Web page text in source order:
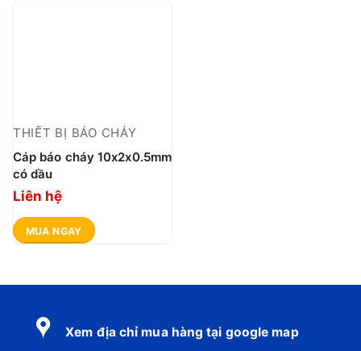
THIẾT BỊ BÁO CHÁY
Cáp báo cháy 10x2x0.5mm
có dầu
Liên hệ
MUA NGAY
Xem địa chỉ mua hàng tại google map